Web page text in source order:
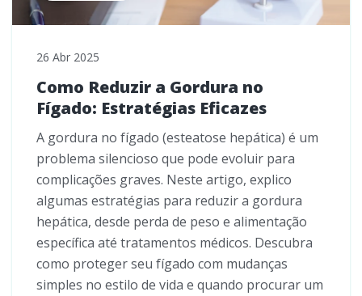
26 Abr 2025
Como Reduzir a Gordura no
Fígado: Estratégias Eficazes
A gordura no fígado (esteatose hepática) é um
problema silencioso que pode evoluir para
complicações graves. Neste artigo, explico
algumas estratégias para reduzir a gordura
hepática, desde perda de peso e alimentação
específica até tratamentos médicos. Descubra
como proteger seu fígado com mudanças
simples no estilo de vida e quando procurar um